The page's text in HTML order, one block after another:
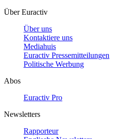
Über Euractiv
Über uns
Kontaktiere uns
Mediahuis
Euractiv Pressemitteilungen
Politische Werbung
Abos
Euractiv Pro
Newsletters
Rapporteur